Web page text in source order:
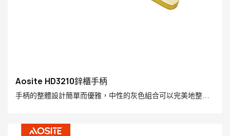
Aosite HD3210鋅櫃手柄
手柄的整體設計簡單而優雅，中性的灰色組合可以完美地整合